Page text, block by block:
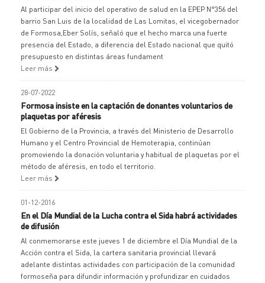
Al participar del inicio del operativo de salud en la EPEP N°356 del
barrio San Luis de la localidad de Las Lomitas, el vicegobernador
de Formosa,Eber Solís, señaló que el hecho marca una fuerte
presencia del Estado, a diferencia del Estado nacional que quitó
presupuesto en distintas áreas fundament
Leer más
28-07-2022
Formosa insiste en la captación de donantes voluntarios de
plaquetas por aféresis
El Gobierno de la Provincia, a través del Ministerio de Desarrollo
Humano y el Centro Provincial de Hemoterapia, continúan
promoviendo la donación voluntaria y habitual de plaquetas por el
método de aféresis, en todo el territorio.
Leer más
01-12-2016
En el Día Mundial de la Lucha contra el Sida habrá actividades
de difusión
Al conmemorarse este jueves 1 de diciembre el Día Mundial de la
Acción contra el Sida, la cartera sanitaria provincial llevará
adelante distintas actividades con participación de la comunidad
formoseña para difundir información y profundizar en cuidados